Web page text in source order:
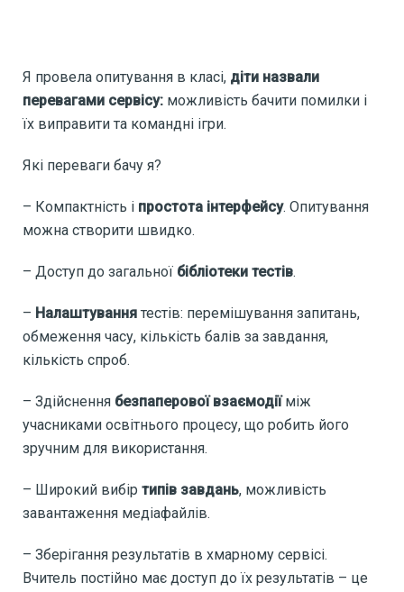
Я провела опитування в класі, діти назвали
перевагами сервісу: можливість бачити помилки і
їх виправити та командні ігри.
Які переваги бачу я?
– Компактність і простота інтерфейсу. Опитування
можна створити швидко.
– Доступ до загальної бібліотеки тестів.
– Налаштування тестів: перемішування запитань,
обмеження часу, кількість балів за завдання,
кількість спроб.
– Здійснення безпаперової взаємодіїміж
учасниками освітнього процесу, що робить його
зручним для використання.
– Широкий вибір типів завдань, можливість
завантаження медіафайлів.
– Зберігання результатів в хмарному сервісі.
Вчитель постійно має доступ до їх результатів – це